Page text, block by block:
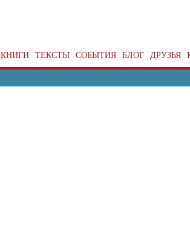
КНИГИ ТЕКСТЫ СОБЫТИЯ БЛОГ ДРУЗЬЯ